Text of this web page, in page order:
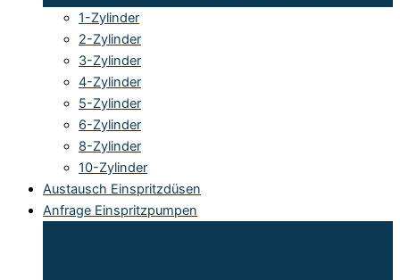
1-Zylinder
2-Zylinder
3-Zylinder
4-Zylinder
5-Zylinder
6-Zylinder
8-Zylinder
10-Zylinder
Austausch Einspritzdüsen
Anfrage Einspritzpumpen